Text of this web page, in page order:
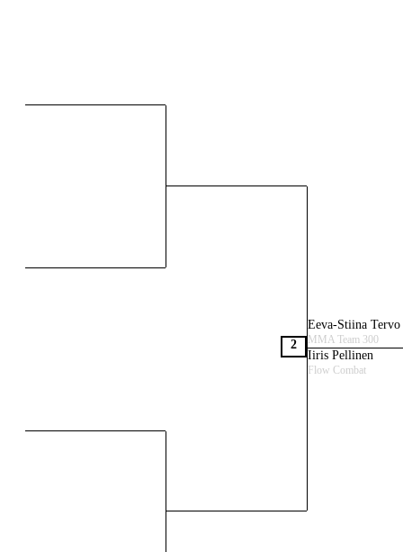
Eeva-Stiina Tervo
MMA Team 300
2
Iiris Pellinen
Flow Combat